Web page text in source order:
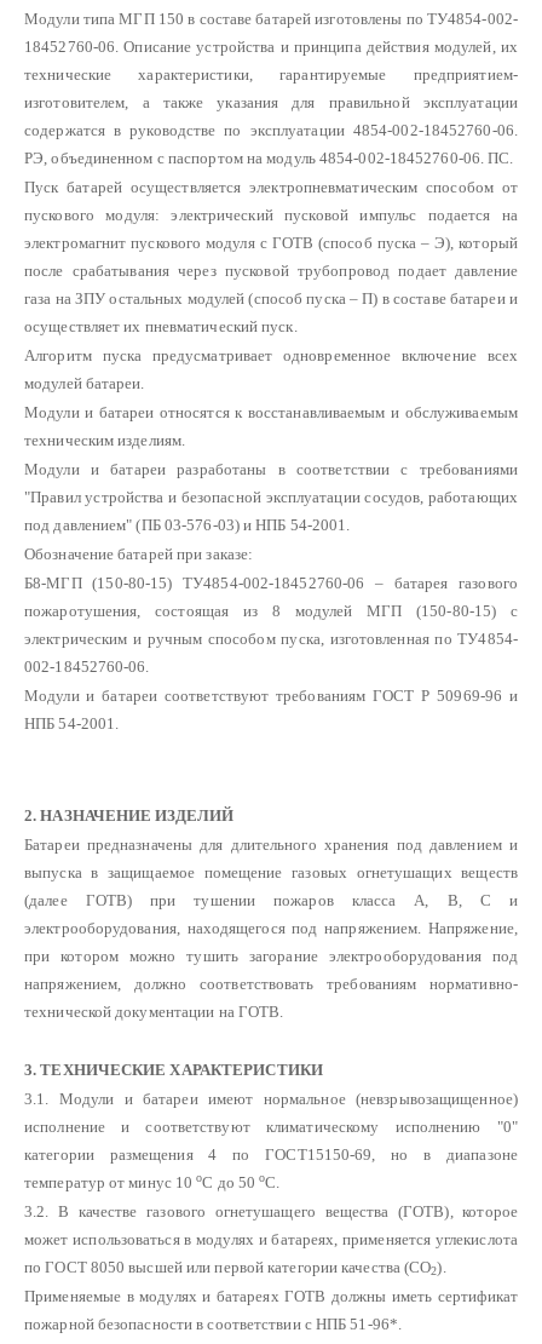
Модули типа МГП 150 в составе батарей изготовлены по ТУ4854-002-
18452760-06. Описание устройства и принципа действия модулей, их
технические характеристики, гарантируемые предприятием-
изготовителем, а также указания для правильной эксплуатации
содержатся в руководстве по эксплуатации 4854-002-18452760-06.
РЭ, объединенном с паспортом на модуль 4854-002-18452760-06. ПС.
Пуск батарей осуществляется электропневматическим способом от
пускового модуля: электрический пусковой импульс подается на
электромагнит пускового модуля с ГОТВ (способ пуска – Э), который
после срабатывания через пусковой трубопровод подает давление
газа на ЗПУ остальных модулей (способ пуска – П) в составе батареи и
осуществляет их пневматический пуск.
Алгоритм пуска предусматривает одновременное включение всех
модулей батареи.
Модули и батареи относятся к восстанавливаемым и обслуживаемым
техническим изделиям.
Модули и батареи разработаны в соответствии с требованиями
"Правил устройства и безопасной эксплуатации сосудов, работающих
под давлением" (ПБ 03-576-03) и НПБ 54-2001.
Обозначение батарей при заказе:
Б8-МГП (150-80-15) ТУ4854-002-18452760-06 – батарея газового
пожаротушения, состоящая из 8 модулей МГП (150-80-15) с
электрическим и ручным способом пуска, изготовленная по ТУ4854-
002-18452760-06.
Модули и батареи соответствуют требованиям ГОСТ Р 50969-96 и
НПБ 54-2001.
2. НАЗНАЧЕНИЕ ИЗДЕЛИЙ
Батареи предназначены для длительного хранения под давлением и
выпуска в защищаемое помещение газовых огнетушащих веществ
(далее ГОТВ) при тушении пожаров класса А, В, С и
электрооборудования, находящегося под напряжением. Напряжение,
при котором можно тушить загорание электрооборудования под
напряжением, должно соответствовать требованиям нормативно-
технической документации на ГОТВ.
3. ТЕХНИЧЕСКИЕ ХАРАКТЕРИСТИКИ
3.1. Модули и батареи имеют нормальное (невзрывозащищенное)
исполнение и соответствуют климатическому исполнению "0"
категории размещения 4 по ГОСТ15150-69, но в диапазоне
температур от минус 10оС до 50оС.
3.2. В качестве газового огнетушащего вещества (ГОТВ), которое
может использоваться в модулях и батареях, применяется углекислота
по ГОСТ 8050 высшей или первой категории качества (СО2).
Применяемые в модулях и батареях ГОТВ должны иметь сертификат
пожарной безопасности в соответствии с НПБ 51-96*.